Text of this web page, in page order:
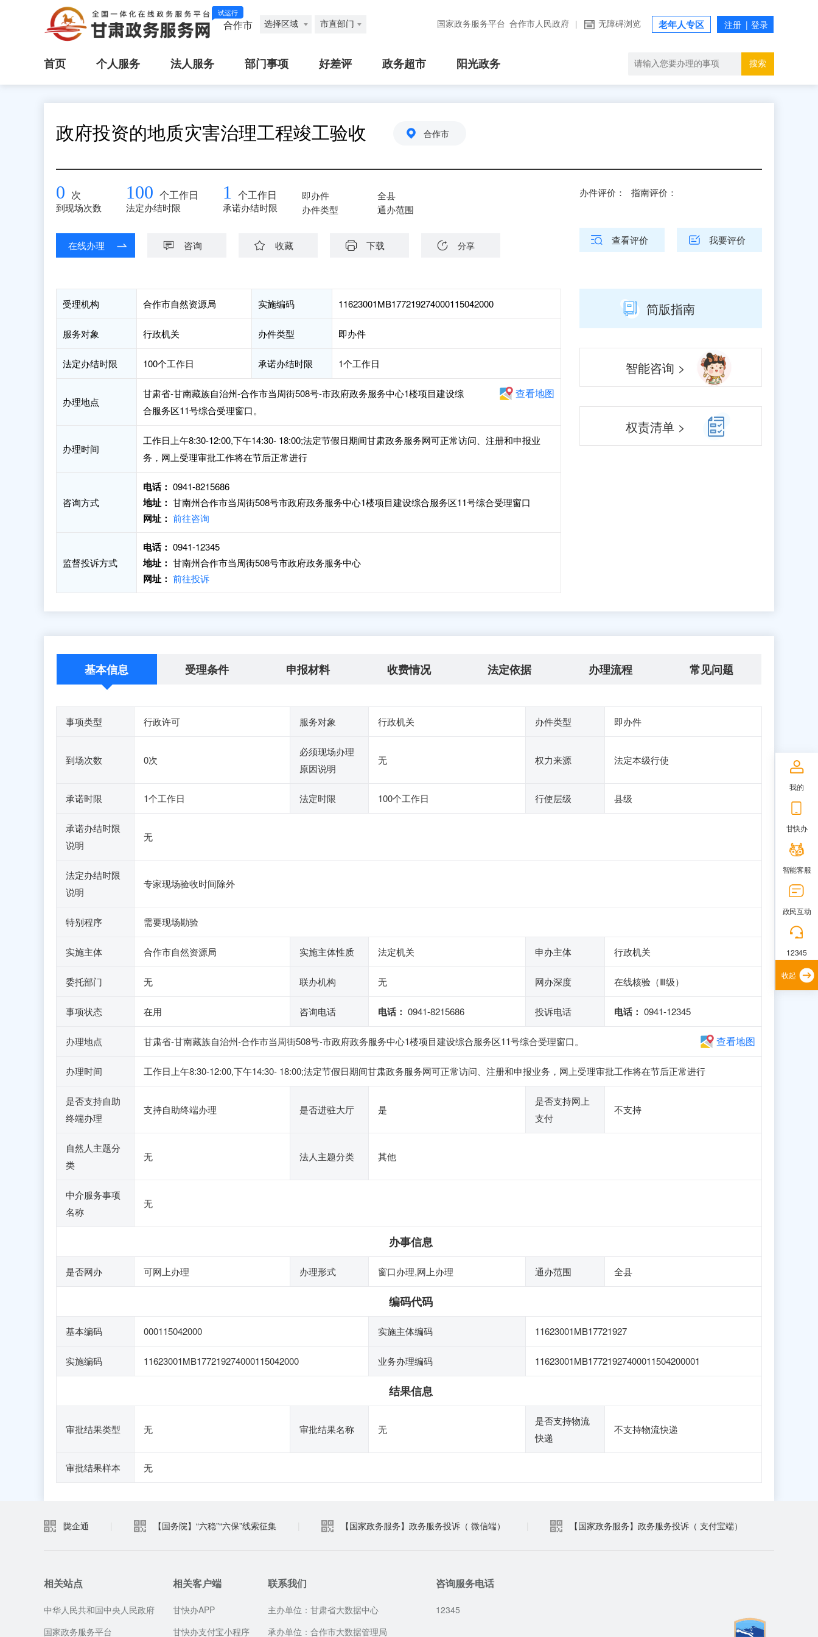
试运行
合作市 选择区域 市直部门 国家政务服务平台 合作市人民政府 无障碍浏览 老年人专区
首页 个人服务 法人服务 部门事项 好差评 政务超市 阳光政务 搜索
政府投资的地质灾害治理工程竣工验收 合作市
0 次
到现场次数
100 个工作日
法定办结时限
1 个工作日
承诺办结时限
即办件
办件类型
全县
通办范围
在线办理 咨询 收藏 下载 分享
办件评价： 指南评价：
查看评价 我要评价
受理机构 合作市自然资源局 实施编码 11623001MB177219274000115042000
服务对象 行政机关 办件类型 即办件
法定办结时限 100个工作日 承诺办结时限 1个工作日
办理地点
甘肃省-甘南藏族自治州-合作市当周街508号-市政府政务服务中心1楼项目建设综
合服务区11号综合受理窗口。
查看地图
办理时间
工作日上午8:30-12:00,下午14:30- 18:00;法定节假日期间甘肃政务服务网可正常访问、注册和申报业
务，网上受理审批工作将在节后正常进行
咨询方式
电话： 0941-8215686
地址： 甘南州合作市当周街508号市政府政务服务中心1楼项目建设综合服务区11号综合受理窗口
网址： 前往咨询
监督投诉方式
电话： 0941-12345
地址： 甘南州合作市当周街508号市政府政务服务中心
网址： 前往投诉
简版指南
智能咨询 >
权责清单 >
基本信息 受理条件 申报材料 收费情况 法定依据 办理流程 常见问题
事项类型 行政许可 服务对象 行政机关 办件类型 即办件
到场次数 0次
必须现场办理
原因说明
无 权力来源 法定本级行使
承诺时限 1个工作日 法定时限 100个工作日 行使层级 县级
承诺办结时限
说明
无
法定办结时限
说明
专家现场验收时间除外
特别程序 需要现场勘验
实施主体 合作市自然资源局 实施主体性质 法定机关 申办主体 行政机关
委托部门 无 联办机构 无 网办深度 在线核验（Ⅲ级）
事项状态 在用 咨询电话 电话： 0941-8215686 投诉电话 电话： 0941-12345
办理地点 甘肃省-甘南藏族自治州-合作市当周街508号-市政府政务服务中心1楼项目建设综合服务区11号综合受理窗口。 查看地图
办理时间 工作日上午8:30-12:00,下午14:30- 18:00;法定节假日期间甘肃政务服务网可正常访问、注册和申报业务，网上受理审批工作将在节后正常进行
是否支持自助
终端办理
支持自助终端办理 是否进驻大厅 是
是否支持网上
支付
不支持
自然人主题分
类
无 法人主题分类 其他
中介服务事项
名称
无
办事信息
是否网办 可网上办理 办理形式 窗口办理,网上办理 通办范围 全县
编码代码
基本编码 000115042000 实施主体编码 11623001MB17721927
实施编码 11623001MB177219274000115042000 业务办理编码 11623001MB17721927400011504200001
结果信息
审批结果类型 无 审批结果名称 无
是否支持物流
快递
不支持物流快递
审批结果样本 无
陇企通 【国务院】“六稳”“六保”线索征集 【国家政务服务】政务服务投诉（ 微信端） 【国家政务服务】政务服务投诉（ 支付宝端）
相关站点
中华人民共和国中央人民政府
国家政务服务平台
相关客户端
甘快办APP
甘快办支付宝小程序
联系我们
主办单位：甘肃省大数据中心
承办单位：合作市大数据管理局
咨询服务电话
12345
我的
甘快办
智能客服
政民互动
12345
收起